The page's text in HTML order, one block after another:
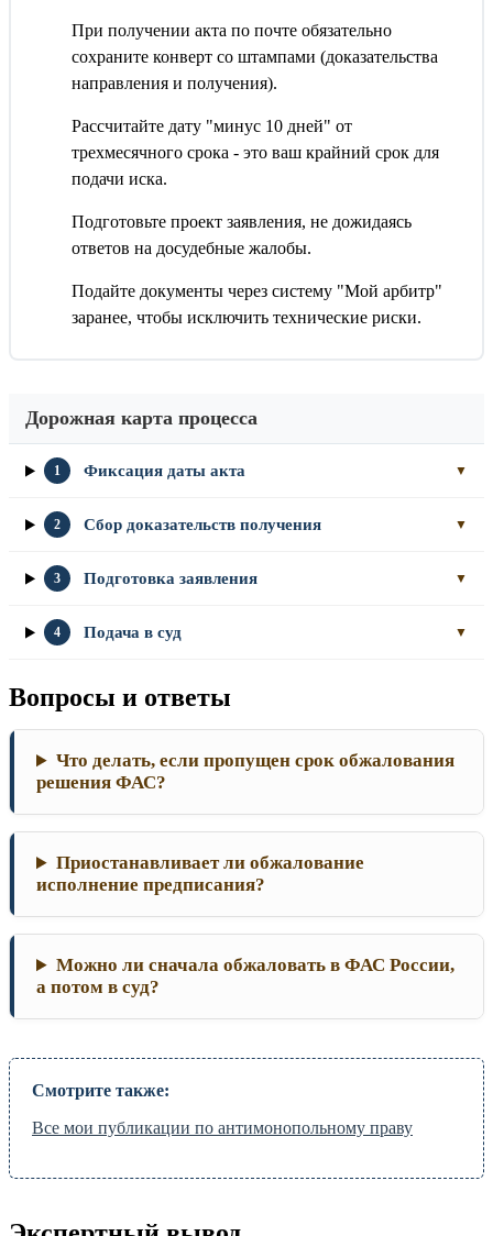
При получении акта по почте обязательно
сохраните конверт со штампами (доказательства
направления и получения).
Рассчитайте дату "минус 10 дней" от
трехмесячного срока - это ваш крайний срок для
подачи иска.
Подготовьте проект заявления, не дожидаясь
ответов на досудебные жалобы.
Подайте документы через систему "Мой арбитр"
заранее, чтобы исключить технические риски.
Дорожная карта процесса
1 Фиксация даты акта ▼
2 Сбор доказательств получения ▼
3 Подготовка заявления ▼
4 Подача в суд ▼
Вопросы и ответы
Что делать, если пропущен срок обжалования
решения ФАС?
Приостанавливает ли обжалование
исполнение предписания?
Можно ли сначала обжаловать в ФАС России,
а потом в суд?
Смотрите также:
Все мои публикации по антимонопольному праву